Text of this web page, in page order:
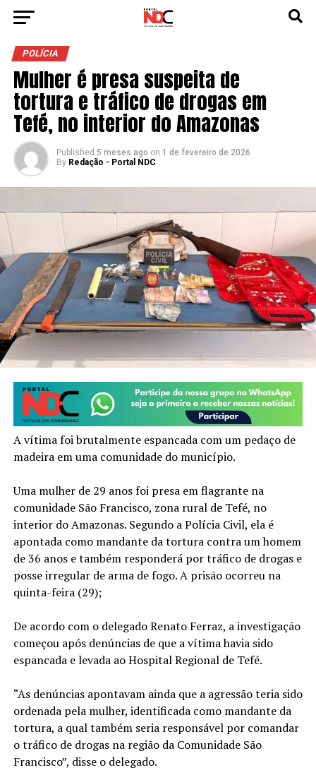
POLÍCIA
Mulher é presa suspeita de
tortura e tráfico de drogas em
Tefé, no interior do Amazonas
Published 5 meses ago on 1 de fevereiro de 2026
By Redação - Portal NDC
A vítima foi brutalmente espancada com um pedaço de
madeira em uma comunidade do município.
Uma mulher de 29 anos foi presa em flagrante na
comunidade São Francisco, zona rural de Tefé, no
interior do Amazonas. Segundo a Polícia Civil, ela é
apontada como mandante da tortura contra um homem
de 36 anos e também responderá por tráfico de drogas e
posse irregular de arma de fogo. A prisão ocorreu na
quinta-feira (29);
De acordo com o delegado Renato Ferraz, a investigação
começou após denúncias de que a vítima havia sido
espancada e levada ao Hospital Regional de Tefé.
“As denúncias apontavam ainda que a agressão teria sido
ordenada pela mulher, identificada como mandante da
tortura, a qual também seria responsável por comandar
o tráfico de drogas na região da Comunidade São
Francisco”, disse o delegado.